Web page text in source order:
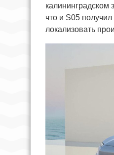
калининградском
что и S05
локализовать